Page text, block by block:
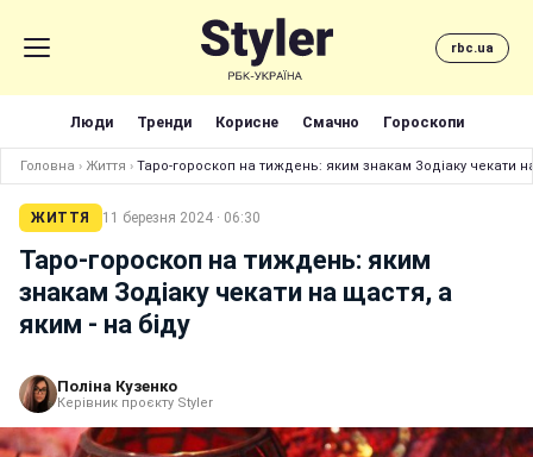
rbc.ua
Люди Тренди Корисне Смачно Гороскопи
Головна › Життя › Таро-гороскоп на тиждень: яким знакам Зодіаку чекати
ЖИТТЯ 11 березня 2024 · 06:30
Таро-гороскоп на тиждень: яким
знакам Зодіаку чекати на щастя, а
яким - на біду
Поліна Кузенко
Керівник проєкту Styler